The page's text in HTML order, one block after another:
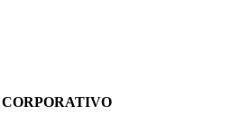
CORPORATIVO